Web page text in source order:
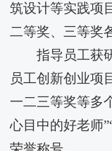
筑设计等实践项
二等奖、三等奖
指导员工获
员工创新创业项
一二三等奖等多
心目中的好老师